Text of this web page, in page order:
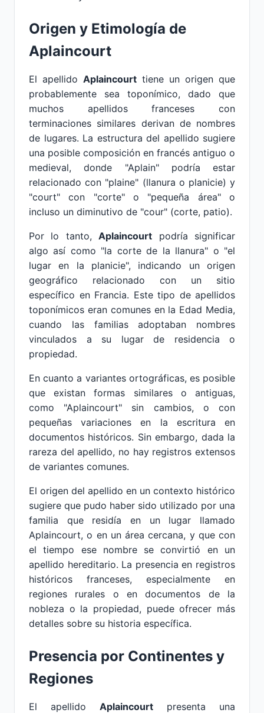
Origen y Etimología de
Aplaincourt
El apellido Aplaincourt tiene un origen que
probablemente sea toponímico, dado que
muchos apellidos franceses con
terminaciones similares derivan de nombres
de lugares. La estructura del apellido sugiere
una posible composición en francés antiguo o
medieval, donde "Aplain" podría estar
relacionado con "plaine" (llanura o planicie) y
"court" con "corte" o "pequeña área" o
incluso un diminutivo de "cour" (corte, patio).
Por lo tanto,Aplaincourt podría significar
algo así como "la corte de la llanura" o "el
lugar en la planicie", indicando un origen
geográfico relacionado con un sitio
específico en Francia. Este tipo de apellidos
toponímicos eran comunes en la Edad Media,
cuando las familias adoptaban nombres
vinculados a su lugar de residencia o
propiedad.
En cuanto a variantes ortográficas, es posible
que existan formas similares o antiguas,
como "Aplaincourt" sin cambios, o con
pequeñas variaciones en la escritura en
documentos históricos. Sin embargo, dada la
rareza del apellido, no hay registros extensos
de variantes comunes.
El origen del apellido en un contexto histórico
sugiere que pudo haber sido utilizado por una
familia que residía en un lugar llamado
Aplaincourt, o en un área cercana, y que con
el tiempo ese nombre se convirtió en un
apellido hereditario. La presencia en registros
históricos franceses, especialmente en
regiones rurales o en documentos de la
nobleza o la propiedad, puede ofrecer más
detalles sobre su historia específica.
Presencia por Continentes y
Regiones
El apellido Aplaincourt presenta una